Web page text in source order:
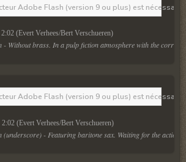
Adobe Flash (version 9 ou plus) est
2:02 (Evert Verhees/Bert Verschueren)
Without brass. In a pulp fiction atmosphere with the corrupt
Adobe Flash (version 9 ou plus) est
2:02 (Evert Verhees/Bert Verschueren)
- Featuring baritone sax. Waiting for the action